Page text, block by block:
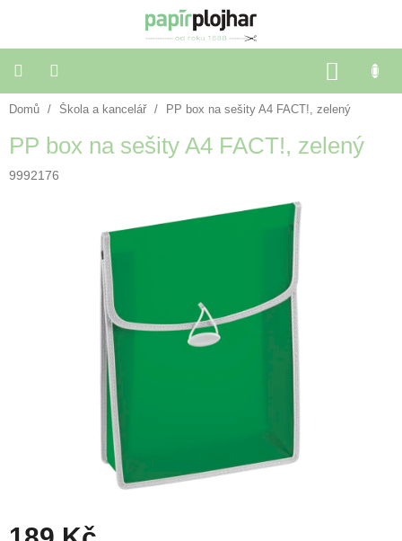
KOŠÍK
Balení
Dekorace
na
Domů / Škola a kancelář / PP box na sešity A4 FACT!, zelený
PP box na sešity A4 FACT!, zelený
9992176